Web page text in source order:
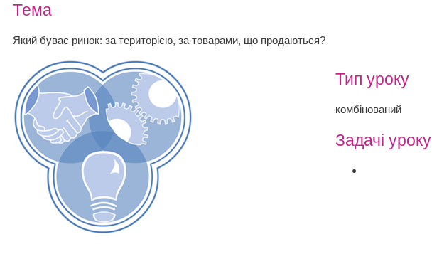
Тема
Який буває ринок: за територією, за товарами, що продаються?
Тип уроку
комбінований
Задачі уроку